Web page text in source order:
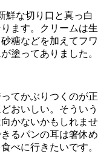
鮮な切り口と真っ白
ます。クリームは生
糖などを加えてフワ
塗ってありました。
てかぶりつくのが正
おいしい。そういう
かないかもしれませ
るパンの耳は箸休め
べに行きたいです。